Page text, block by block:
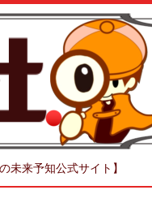
来予知公式サイト】